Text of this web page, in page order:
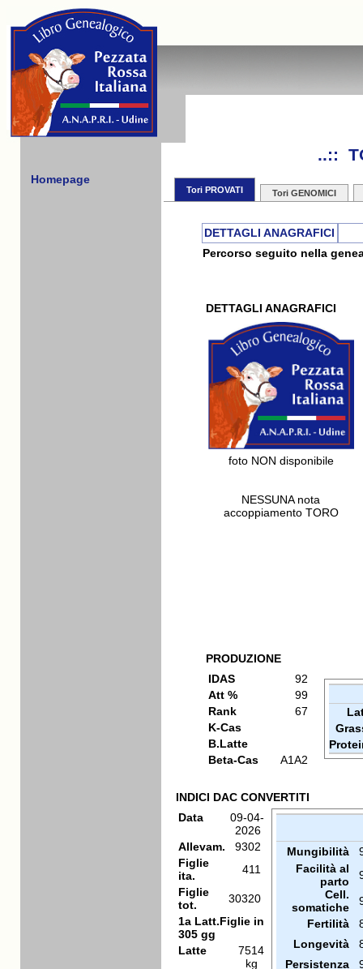
Homepage
..::
Tori PROVATI Tori GENOMICI
DETTAGLI ANAGRAFICI
Percorso seguito nella
DETTAGLI ANAGRAFICI
foto NON disponibile
NESSUNA nota
accoppiamento TORO
PRODUZIONE
IDAS
92
Att %
99
Rank
67
K-Cas
B.Latte
Beta-Cas
A1A2
INDICI DAC CONVERTITI
Data
09-04-
2026
Allevam.
9302
Figlie
ita.
411
Figlie
tot.
30320
1a Latt.Figlie in
305 gg
Latte
7514
kg
Mungibilità
Facilità al
parto
Cell.
somatiche
Fertilità
Longevità
Persistenza